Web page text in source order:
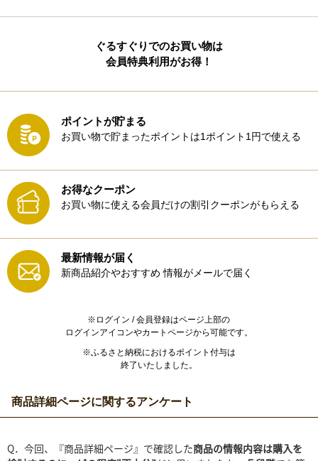
ぐるすぐりでのお買い物は
会員特典利用がお得！
ポイントが貯まる
お買い物で貯まったポイントは1ポイント1円で使える
お得なクーポン
お買い物に使える会員だけの割引クーポンがもらえる
最新情報が届く
新商品紹介やおすすめ 情報がメールで届く
※ログイン / 会員登録はページ上部の
ログインアイコンやカートページから可能です。
※ふるさと納税におけるポイント付与は
終了いたしました。
商品詳細ページに関するアンケート